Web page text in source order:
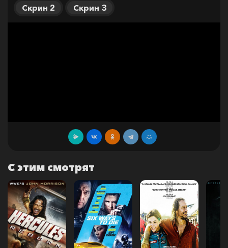
Скрин 2
Скрин 3
С этим смотрят